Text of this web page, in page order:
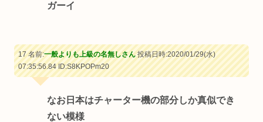
ガーイ
17 名前:一般よりも上級の名無しさん投稿日時:2020/01/29(水)
07:35:56.84ID:S8KPOPm20
なお日本はチャーター機の部分しか真似でき
ない模様